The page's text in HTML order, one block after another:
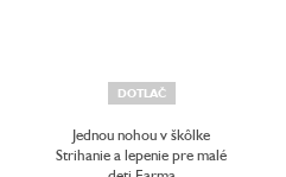
DOTLAČ
Jednou nohou v škôlke
Strihanie a lepenie pre malé